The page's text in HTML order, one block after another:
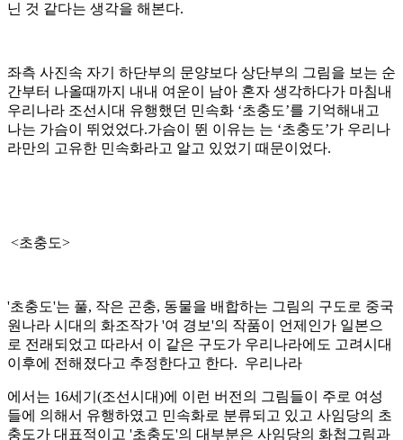
닌 것 같다는 생각을 해본다.
좌측 사진속 자기 하단부의 문양보다 상단부의 그림을 보는 순
간부터 나올때까지 내내 여운이 남아 혼자 생각하다가 마침내
우리나라 조선시대 유행했던 민속화 ‘초충도’를 기억해내고
나는 가슴이 뛰었었다.가슴이 뛴 이유는 는 ‘초충도’가 우리나
라만의 고유한 민속화라고 알고 있었기 때문이었다.
<초충도>
'초충도'는 풀, 작은 곤충, 동물을 배합하는 그림의 구도로 중국
원나라 시대의 화조작가 '여 경보'의 작품이 언제인가 일본으
로 전래되었고 따라서 이 같은 구도가 우리나라에도 고려시대
이후에 전해졌다고 추정한다고 한다. 우리나라
에서는 16세기(조선시대)에 이런 버전의 그림들이 주로 여성
들에 의해서 유행하였고 민속화로 분류되고 있고 사임당의 초
충도가 대표적이고 '초충도'의 대부분은 사임당의 화첩그림과